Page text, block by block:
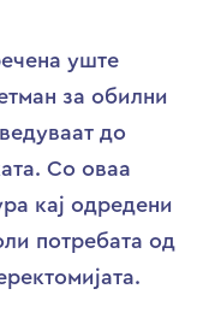
уште
за обилни
до
Со оваа
кај одредени
потребата од